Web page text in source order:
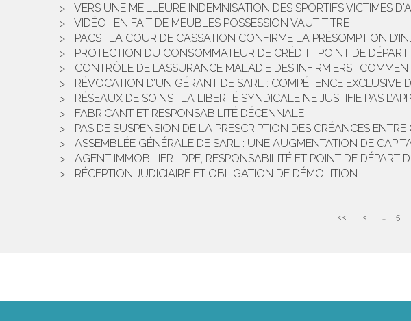
VERS UNE MEILLEURE INDEMNISATION DES SPORTIFS VICTIMES
VIDÉO : EN FAIT DE MEUBLES POSSESSION VAUT TITRE
PACS : LA COUR DE CASSATION CONFIRME LA PRÉSOMPTION
PROTECTION DU CONSOMMATEUR DE CRÉDIT : POINT DE DÉPART
CONTRÔLE DE L’ASSURANCE MALADIE DES INFIRMIERS :
RÉVOCATION D’UN GÉRANT DE SARL : COMPÉTENCE
RÉSEAUX DE SOINS : LA LIBERTÉ SYNDICALE NE JUSTIFIE PAS
FABRICANT ET RESPONSABILITÉ DÉCENNALE
PAS DE SUSPENSION DE LA PRESCRIPTION DES CRÉANCES
ASSEMBLÉE GÉNÉRALE DE SARL : UNE AUGMENTATION DE
AGENT IMMOBILIER : DPE, RESPONSABILITÉ ET POINT DE DÉPART
RÉCEPTION JUDICIAIRE ET OBLIGATION DE DÉMOLITION
<< < ... 5